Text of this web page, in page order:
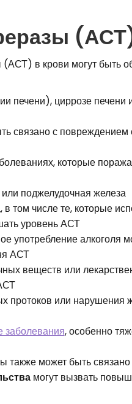
в крови могут быть
печени), циррозе печени
связано с
которые
или поджелудочная железа
том числе те, которые
уровень АСТ
употребление алкоголя
АСТ
веществ или
протоков или нарушения
, особенно
также может быть
могут вызвать